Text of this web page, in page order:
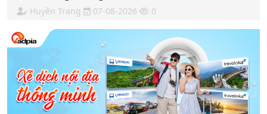
Huyền Trang 07-08-2026 0